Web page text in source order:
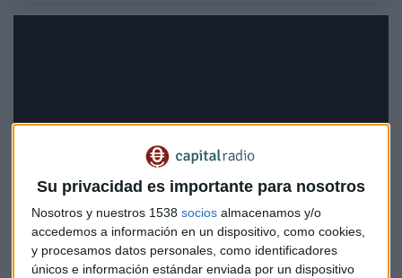
Su privacidad es importante para nosotros
Nosotros y nuestros 1538 socios almacenamos y/o
accedemos a información en un dispositivo, como cookies,
y procesamos datos personales, como identificadores
únicos e información estándar enviada por un dispositivo